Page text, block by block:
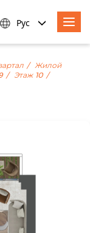
Рус
Жилой
Этаж 10